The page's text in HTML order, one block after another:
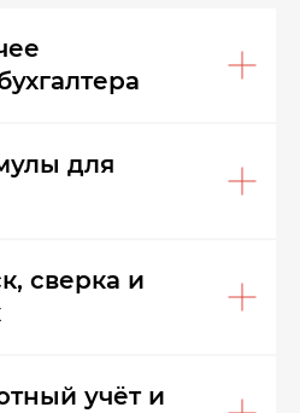
для
сверка и
учёт и